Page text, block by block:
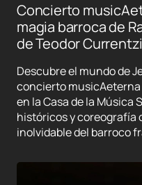
Concierto
magia barroca de
de Teodor
Descubre el mundo de
concierto musicAeterna
en la Casa de la Música
históricos y coreografía
inolvidable del barroco